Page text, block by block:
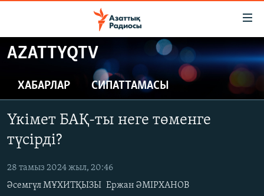
Skip
to
content
main
Navigation
Skip
to
ЖАҢАЛЫҚТАР
САЯСАТ
ҚАҢТАР ОҚИҒАСЫ
АДАМ ҚҰҚЫҚТАРЫ
ӘЛЕУМЕТ
ӘЛЕМ
AZATTYQTV
ХАБАРЛАР СИПАТТАМАСЫ
Үкімет БАҚ-ты неге төменге
түсірді?
28 тамыз 2024 жыл, 20:46
Әсемгүл МҰХИТҚЫЗЫ Ержан ӘМІРХАНОВ